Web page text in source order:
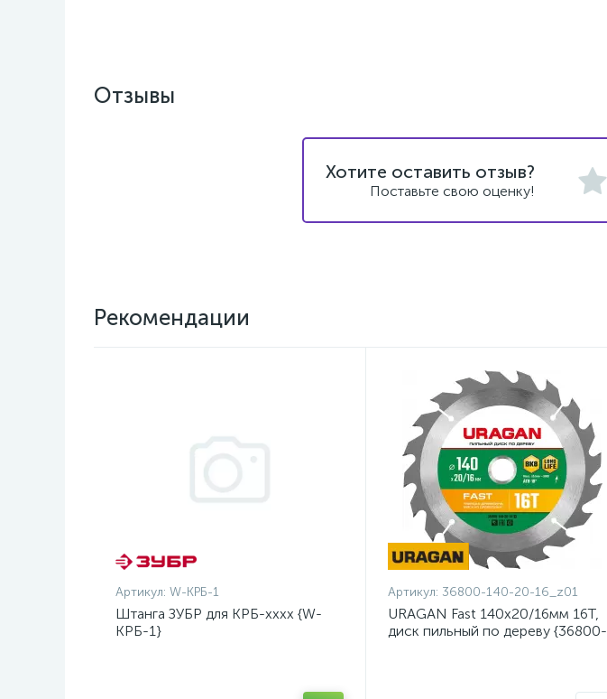
Отзывы
Хотите оставить отзыв?
Поставьте свою оценку!
Рекомендации
Артикул: W-КРБ-1
Штанга ЗУБР для КРБ-хххх {W-
КРБ-1}
Артикул: 36800-140-20-16_z01
URAGAN Fast 140x20/16мм 16Т,
диск пильный по дереву {36800-